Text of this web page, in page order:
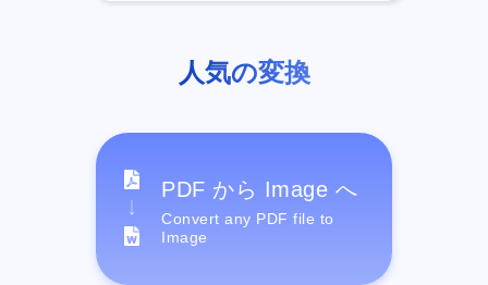
人気の変換
PDF から Image へ
Convert any PDF file to
Image